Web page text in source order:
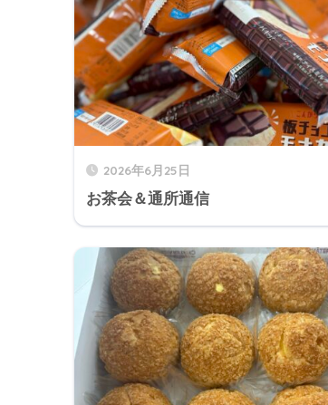
2026年6月25日
お茶会＆通所通信